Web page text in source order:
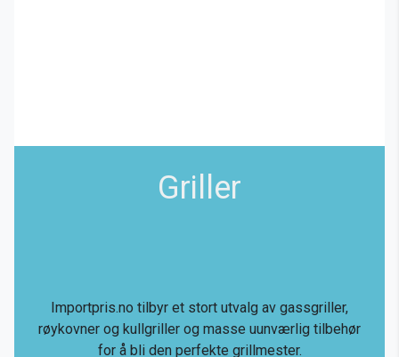
Griller
Importpris.no tilbyr et stort utvalg av gassgriller,
røykovner og kullgriller og masse uunværlig tilbehør
for å bli den perfekte grillmester.